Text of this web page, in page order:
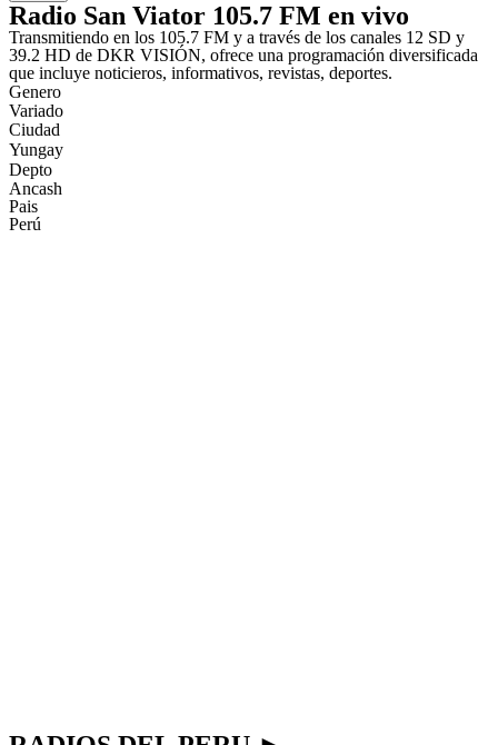
Radio San Viator 105.7 FM en vivo
Transmitiendo en los 105.7 FM y a través de los canales 12 SD y
39.2 HD de DKR VISIÓN, ofrece una programación diversificada
que incluye noticieros, informativos, revistas, deportes.
Genero
Variado
Ciudad
Yungay
Depto
Ancash
Pais
Perú